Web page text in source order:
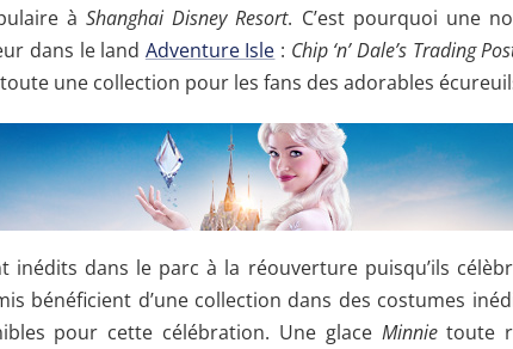
àShanghai Disney Resort. C’est pourquoi une
dans le land Adventure Isle : Chip ‘n’ Dale’s Trading
une collection pour les fans des adorables
inédits dans le parc à la réouverture puisqu’ils
bénéficient d’une collection dans des costumes
pour cette célébration. Une glace Minnietoute